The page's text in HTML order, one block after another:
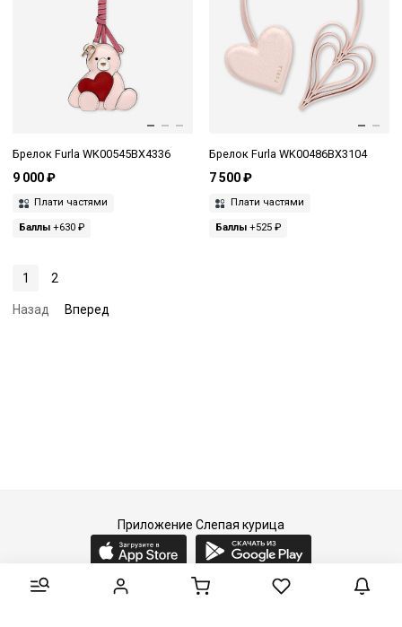
Брелок Furla WK00545BX4336
9 000 ₽
Плати частями
Баллы +630 ₽
Брелок Furla WK00486BX3104
7 500 ₽
Плати частями
Баллы+525 ₽
1 2
Назад Вперед
Приложение Слепая курица
2015-2026 © Слепая курица - fashion concept store.